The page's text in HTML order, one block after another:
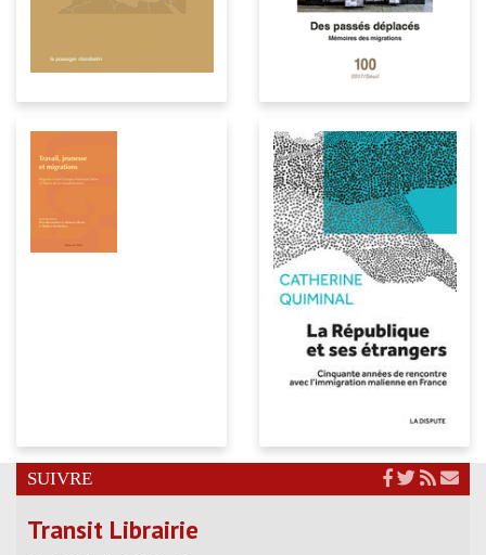
SUIVRE
Transit Librairie